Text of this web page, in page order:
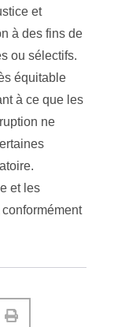
et
à des fins de
ou sélectifs.
équitable
à ce que les
ne
et les